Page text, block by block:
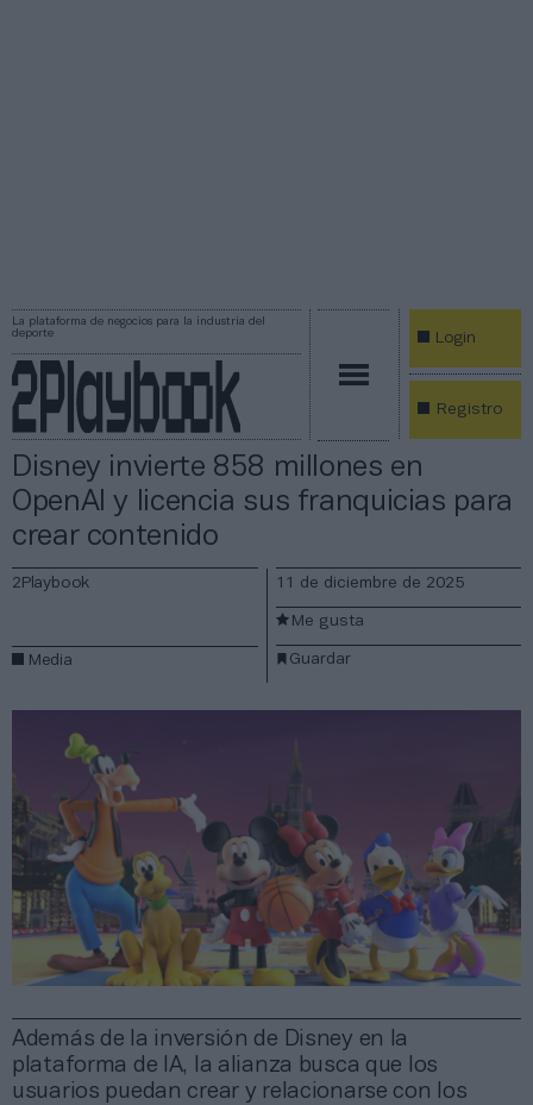
La plataforma de negocios para la industria del
deporte
Login
Registro
Disney invierte 858 millones en
OpenAI y licencia sus franquicias para
crear contenido
Además de la inversión de Disney en la
plataforma de IA, la alianza busca que los
usuarios puedan crear y relacionarse con los
2Playbook
Media
11 de diciembre de 2025
Guardar
Me gusta